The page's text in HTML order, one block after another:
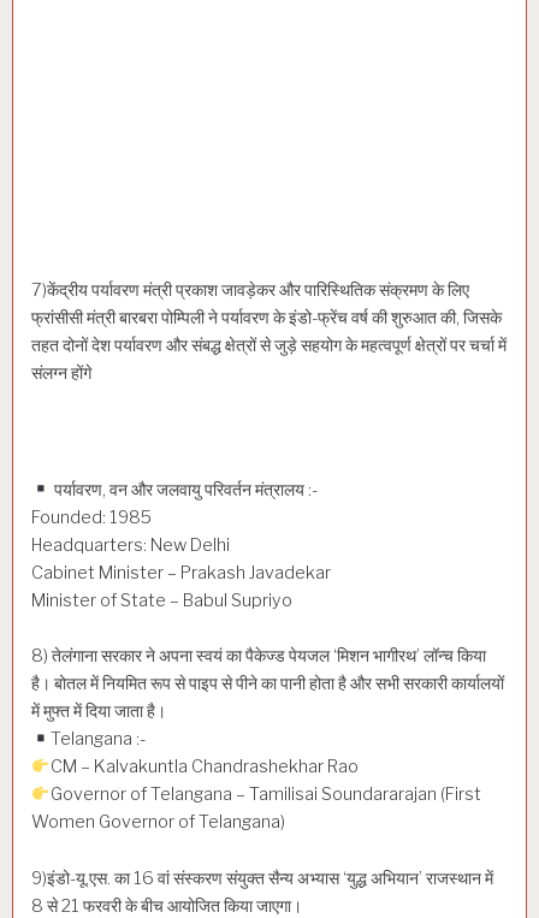
7)केंद्रीय पर्यावरण मंत्री प्रकाश जावड़ेकर और पारिस्थितिक संक्रमण के लिए
फ्रांसीसी मंत्री बारबरा पोम्पिली ने पर्यावरण के इंडो-फ्रेंच वर्ष की शुरुआत की, जिसके
तहत दोनों देश पर्यावरण और संबद्ध क्षेत्रों से जुड़े सहयोग के महत्वपूर्ण क्षेत्रों पर चर्चा में
संलग्न होंगे
पर्यावरण, वन और जलवायु परिवर्तन मंत्रालय :-
Founded: 1985
Headquarters: New Delhi
Cabinet Minister – Prakash Javadekar
Minister of State – Babul Supriyo
8) तेलंगाना सरकार ने अपना स्वयं का पैकेज्ड पेयजल ‘मिशन भागीरथ’ लॉन्च किया
है। बोतल में नियमित रूप से पाइप से पीने का पानी होता है और सभी सरकारी कार्यालयों
में मुफ्त में दिया जाता है।
Telangana :-
CM – Kalvakuntla Chandrashekhar Rao
Governor of Telangana – Tamilisai Soundararajan (First
Women Governor of Telangana)
9)इंडो-यू.एस. का 16 वां संस्करण संयुक्त सैन्य अभ्यास ‘युद्ध अभियान’ राजस्थान में
8 से 21 फरवरी के बीच आयोजित किया जाएगा।